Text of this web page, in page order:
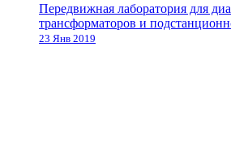
Передвижная лаборатория для
трансформаторов и
23 Янв 2019